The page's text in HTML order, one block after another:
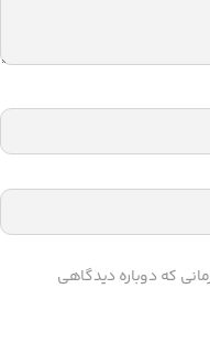
که دوباره دیدگاهی